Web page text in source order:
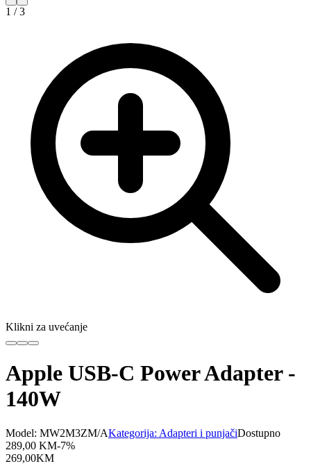
1 /3
Klikni za uvećanje
Apple USB-C Power Adapter -
140W
Model: MW2M3ZM/AKategorija: Adapteri i punjačiDostupno
289,00 KM-7%
269,00KM